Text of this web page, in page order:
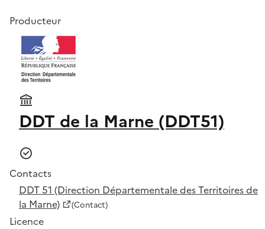
Producteur
DDT de la Marne (DDT51)
Contacts
DDT 51 (Direction Départementale des Territoires de
la Marne)
(Contact)
Licence